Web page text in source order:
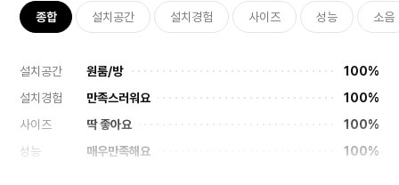
종합 설치공간 설치경험 사이즈 성능 소음
설치공간 원룸/방
100%
설치경험
만족스러워요
100%
사이즈
딱 좋아요
100%
성능
매우만족해요
100%